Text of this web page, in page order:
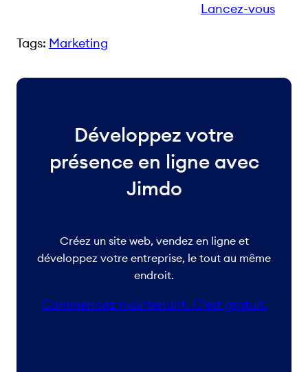
Lancez-vous
Tags: Marketing
Développez votre
présence en ligne avec
Jimdo
Créez un site web, vendez en ligne et
développez votre entreprise, le tout au même
endroit.
Commencez maintenant. C’est gratuit.